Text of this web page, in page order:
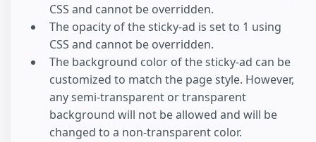
CSS and cannot be overridden.
The opacity of the sticky-ad is set to 1 using
CSS and cannot be overridden.
The background color of the sticky-ad can be
customized to match the page style. However,
any semi-transparent or transparent
background will not be allowed and will be
changed to a non-transparent color.